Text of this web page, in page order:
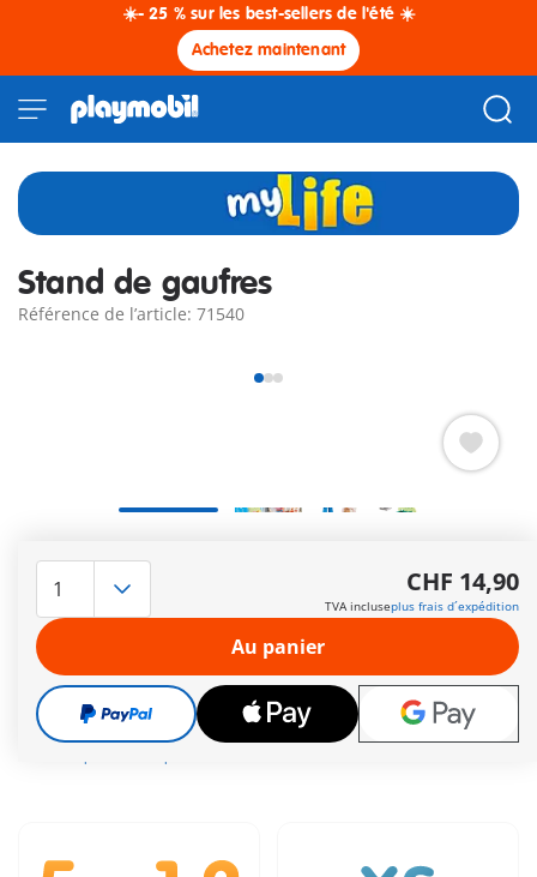
☀️- 25 % sur les best-sellers de l'été ☀️
Achetez maintenant
Stand de gaufres
Référence de l’article: 71540
un personnage, un stand de friandises et des accessoires.
Autres informations
Le délai de livraison est actuellement de 3 à 6 jours
Livraison gratuite à partir de CHF 99
CHF 14,90
CHF 14,90
TVA incluseplus frais d´expédition
Au panier